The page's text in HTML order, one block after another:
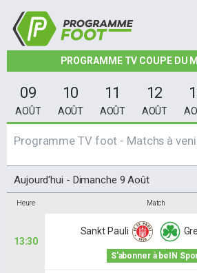
PROGRAMME TV COUPE DU
09
AOÛT
10
AOÛT
11
AOÛT
12
AOÛT
Programme TV foot - Matchs à
Aujourd'hui - Dimanche 9 Août
Heure Match
13:30
Sankt Pauli
S'abonner à beIN